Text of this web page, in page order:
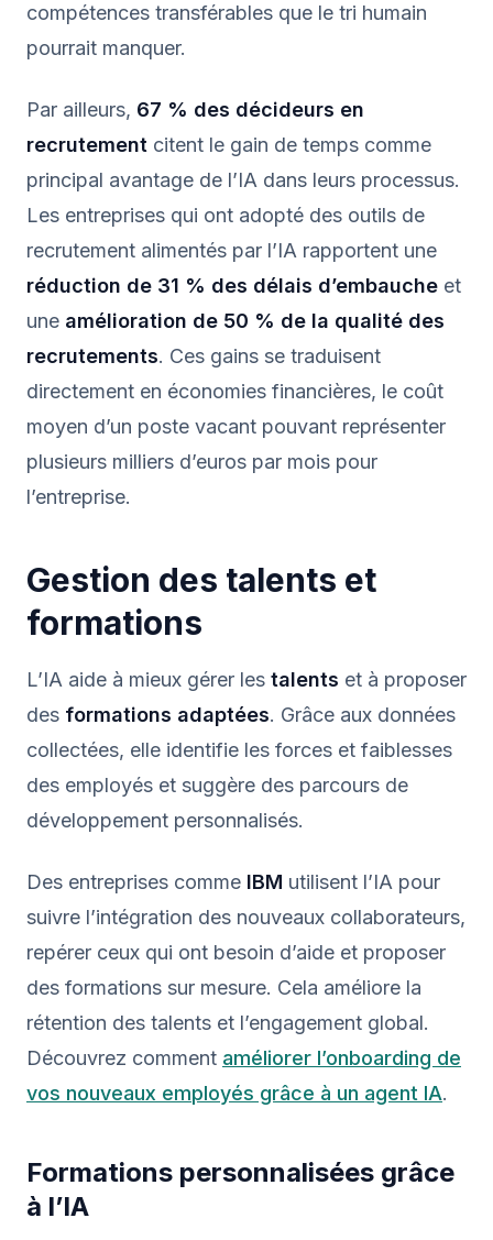
compétences transférables que le tri humain
pourrait manquer.
Par ailleurs, 67 % des décideurs en
recrutement citent le gain de temps comme
principal avantage de l’IA dans leurs processus.
Les entreprises qui ont adopté des outils de
recrutement alimentés par l’IA rapportent une
réduction de 31 % des délais d’embauche et
une amélioration de 50 % de la qualité des
recrutements. Ces gains se traduisent
directement en économies financières, le coût
moyen d’un poste vacant pouvant représenter
plusieurs milliers d’euros par mois pour
l’entreprise.
Gestion des talents et
formations
L’IA aide à mieux gérer les talents et à proposer
des formations adaptées. Grâce aux données
collectées, elle identifie les forces et faiblesses
des employés et suggère des parcours de
développement personnalisés.
Des entreprises comme IBM utilisent l’IA pour
suivre l’intégration des nouveaux collaborateurs,
repérer ceux qui ont besoin d’aide et proposer
des formations sur mesure. Cela améliore la
rétention des talents et l’engagement global.
Découvrez comment améliorer l’onboarding de
vos nouveaux employés grâce à un agent IA.
Formations personnalisées grâce
à l’IA